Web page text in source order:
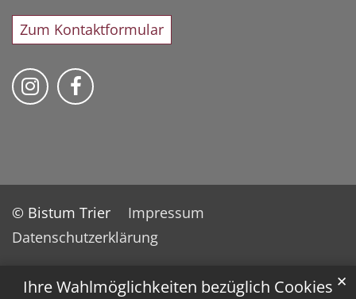
Ihre Wahlmöglichkeiten bezüglich Cookies ✕
Zum Kontaktformular
Bischöfliches Priesterseminar auf
Bischöfliches Priesterseminar auf
© Bistum Trier
Impressum
Datenschutzerklärung